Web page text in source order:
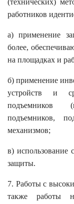
(технических)
работников
а) применение
более,
на площадках и
б) применение
устройств и
подъемников
подъемников,
механизмов;
в) использование
защиты.
7. Работы с
также работы